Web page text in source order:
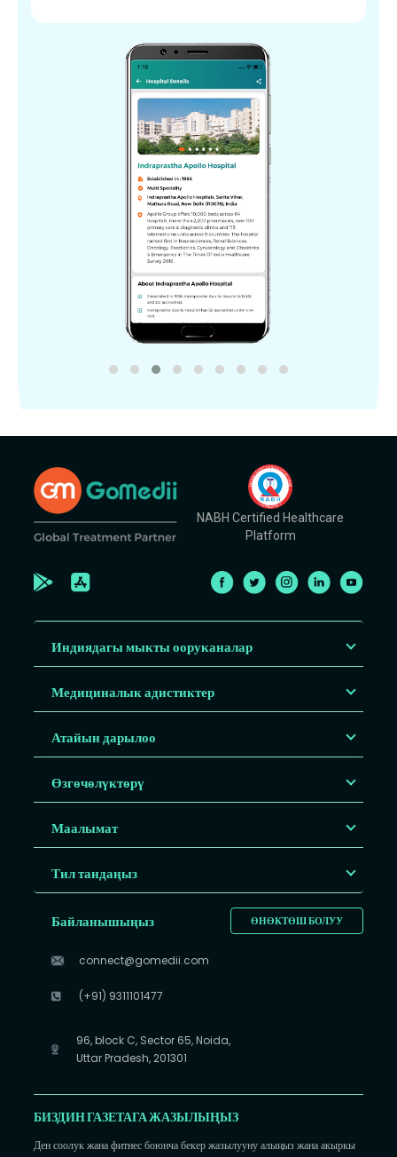
NABH Certified Healthcare
Platform
Индиядагы мыкты ооруканалар
Медициналык адистиктер
Атайын дарылоо
Өзгөчөлүктөрү
Маалымат
Тил тандаңыз
ӨНӨКТӨШ БОЛУУ
Байланышыңыз
connect@gomedii.com
(+91) 9311101477
96, block C, Sector 65, Noida,
Uttar Pradesh, 201301
БИЗДИН ГАЗЕТАГА ЖАЗЫЛЫҢЫЗ
Ден соолук жана фитнес боюнча бекер жазылууну алыңыз жана акыркы